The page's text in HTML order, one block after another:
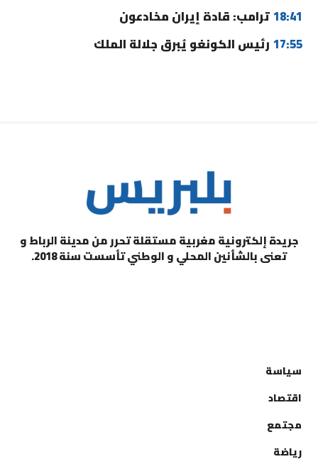
18:41ترامب: قادة إيران مخادعون
17:55 رئيس الكونغو يُبرق جلالة الملك
جريدة إلكترونية مغربية مستقلة تحرر من مدينة الرباط و
تعنى بالشأنين المحلي و الوطني تأسست سنة 2018.
سياسة
اقتصاد
مجتمع
رياضة